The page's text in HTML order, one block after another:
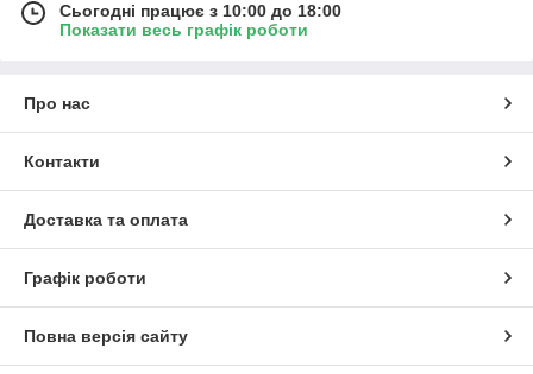
Сьогодні працює з 10:00 до 18:00
Показати весь графік роботи
Про нас
Контакти
Доставка та оплата
Графік роботи
Повна версія сайту